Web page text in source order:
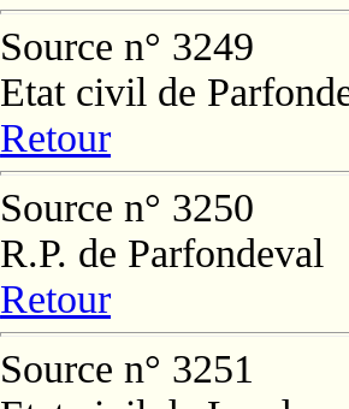
Source n° 3249
Etat civil de
Retour
Source n° 3250
R.P. de Parfondeval
Retour
Source n° 3251